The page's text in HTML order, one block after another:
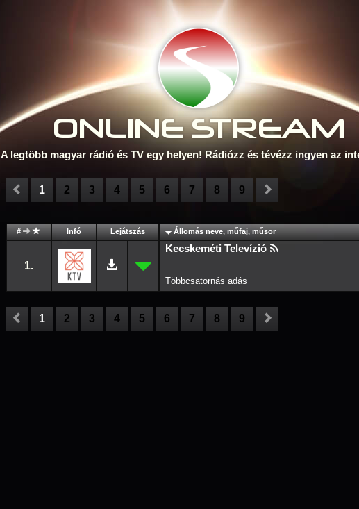
ONLINE STREAM
A legtöbb magyar rádió és TV egy helyen! Rádiózz és tévézz ingyen az
1 2 3 4 5 6 7 8 9
# Infó Lejátszás Állomás neve, műfaj, műsor
1.
Kecskeméti Televízió
1 2 3 4 5 6 7 8 9